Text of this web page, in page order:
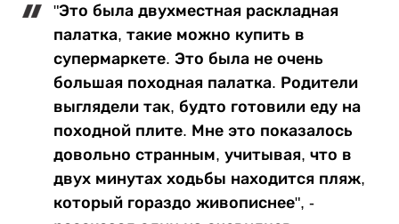
"Это была двухместная раскладная
палатка, такие можно купить в
супермаркете. Это была не очень
большая походная палатка. Родители
выглядели так, будто готовили еду на
походной плите. Мне это показалось
довольно странным, учитывая, что в
двух минутах ходьбы находится пляж,
который гораздо живописнее", -